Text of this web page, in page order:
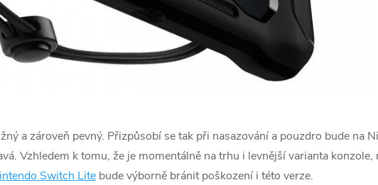
a zároveň pevný. Přizpůsobí se tak při nasazování a pouzdro bude na
Vzhledem k tomu, že je momentálně na trhu i levnější varianta konzole,
Switch Litebude výborně bránit poškození i této verze.